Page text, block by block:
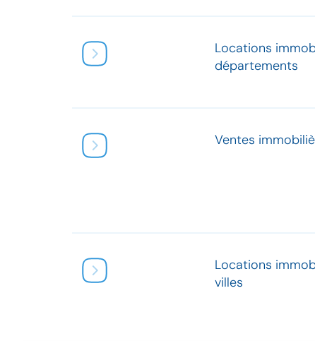
Locations
départements
Ventes
Locations
villes